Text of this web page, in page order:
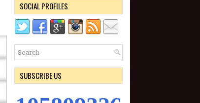
SOCIAL PROFILES
SUBSCRIBE US